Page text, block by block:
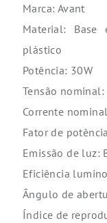
Marca: Avant
Material:
plástico
Potência: 30W
Tensão
Corrente
Fator de
Emissão de luz:
Eficiência
Ângulo de
Índice de